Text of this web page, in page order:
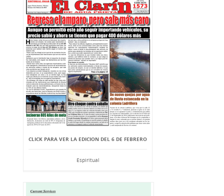
CLICK PARA VER LA EDICION DEL 6 DE FEBRERO
Espiritual